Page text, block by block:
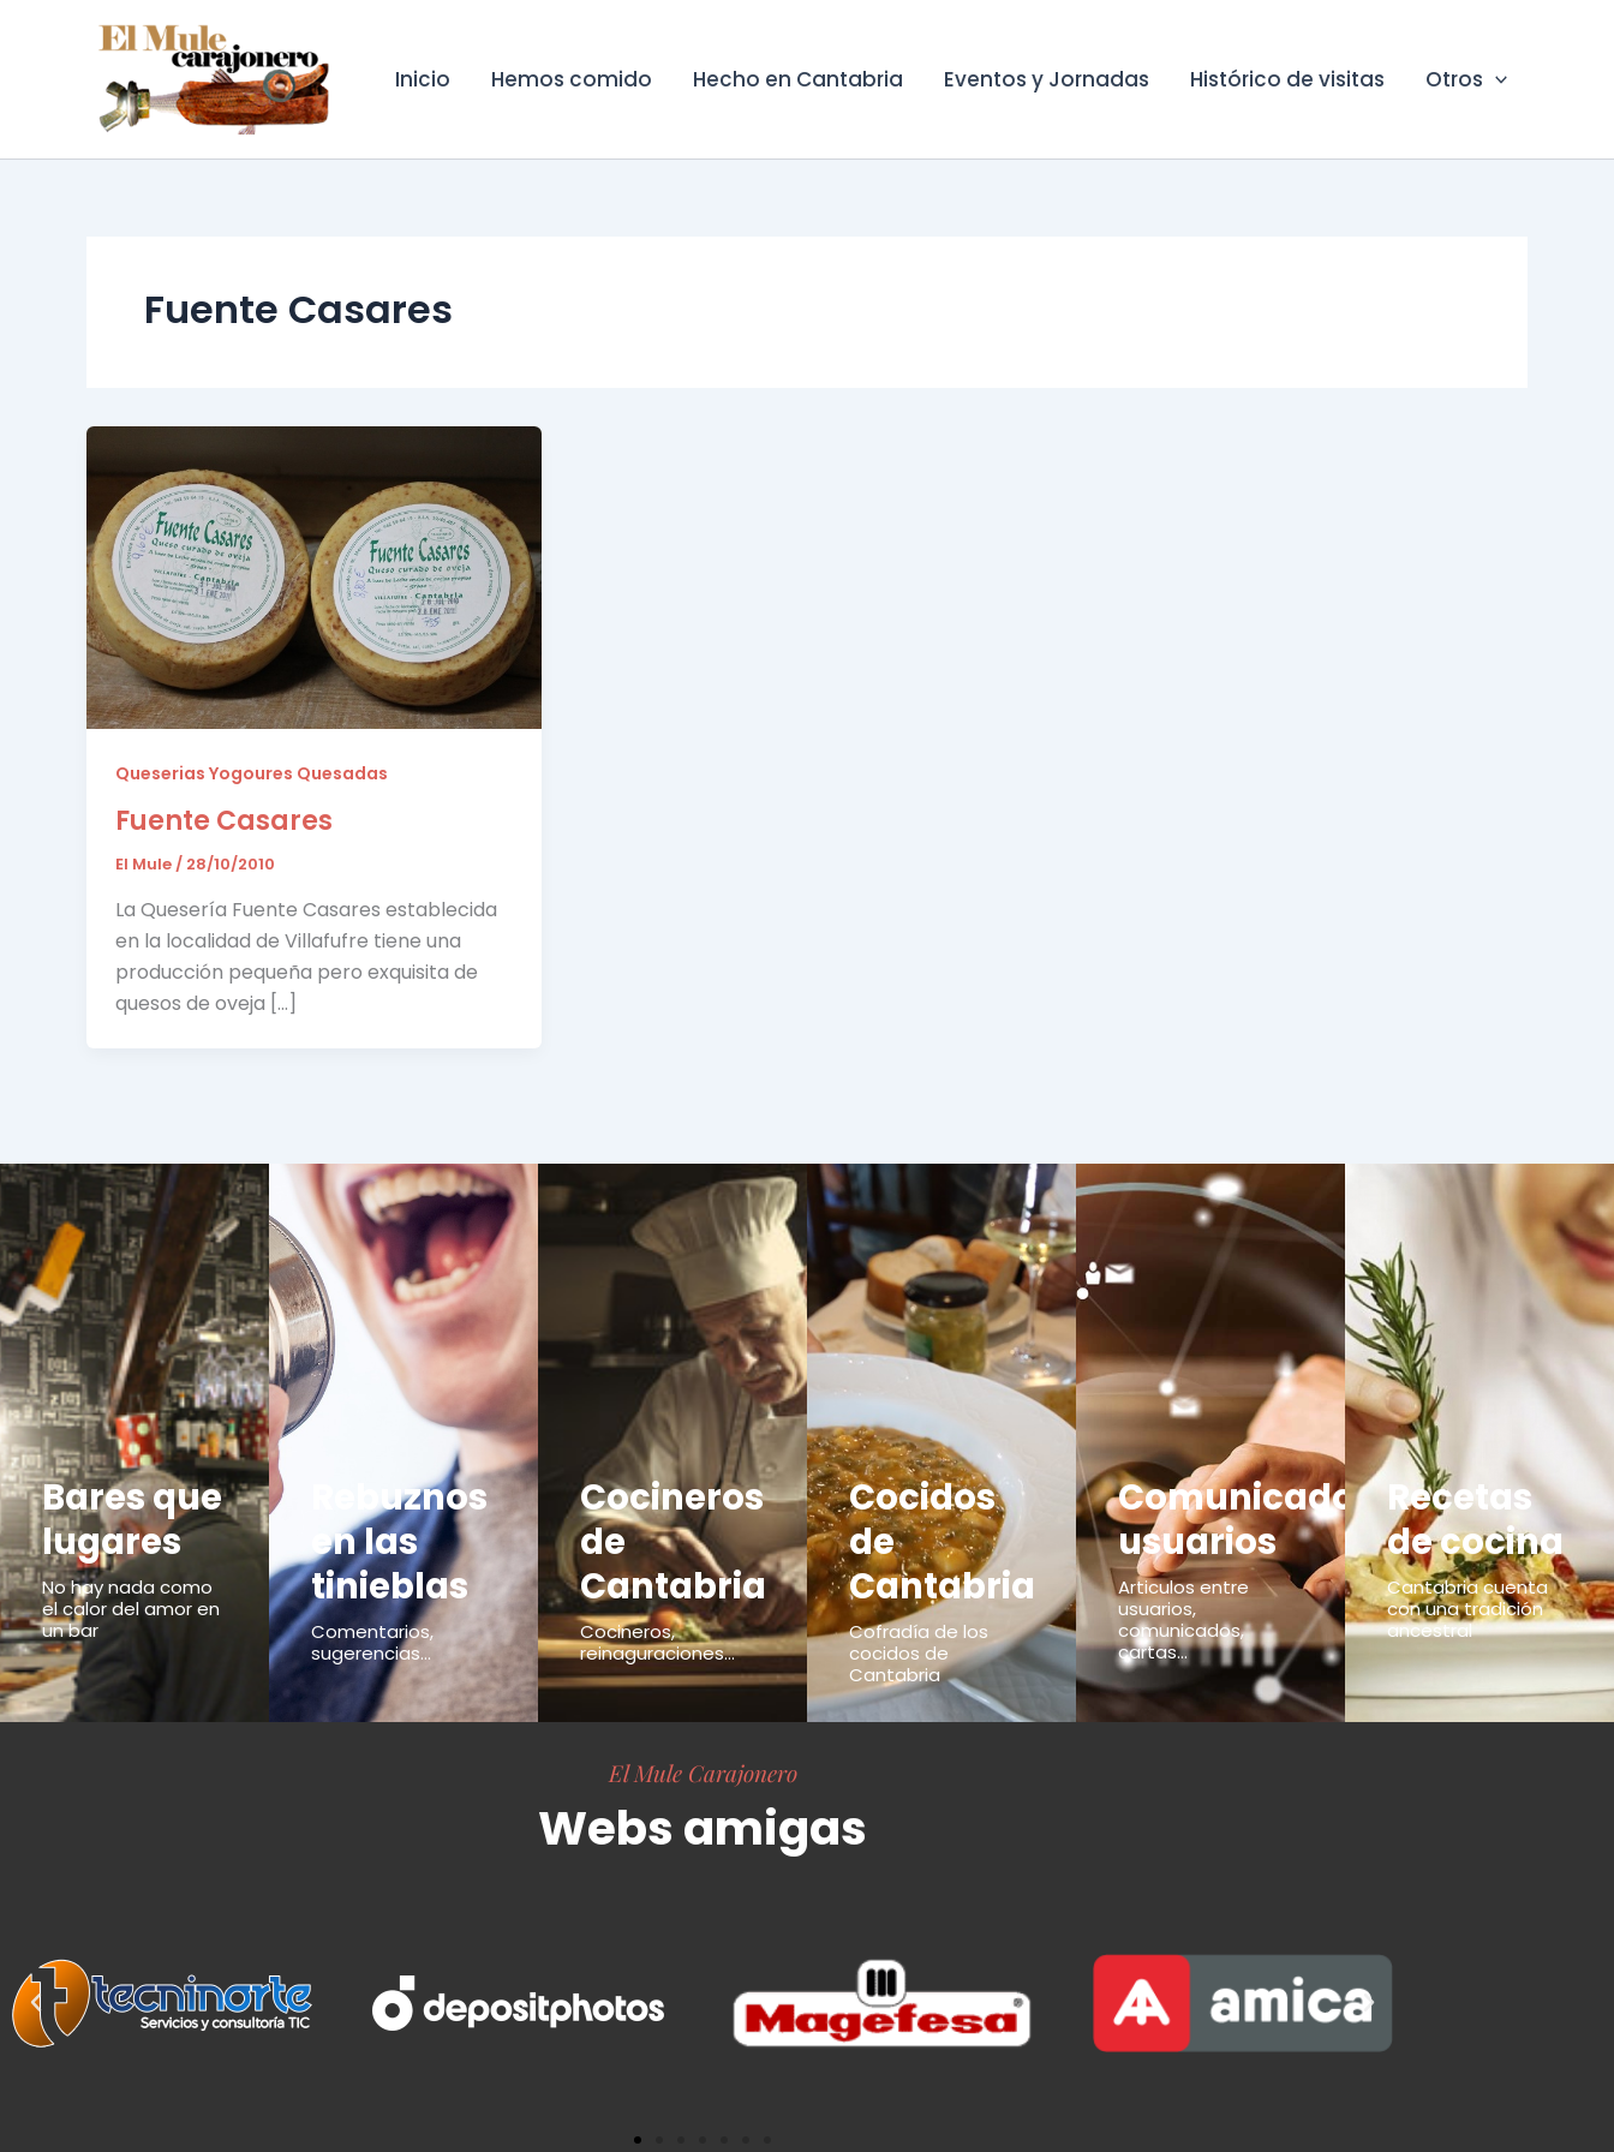
Inicio Hemos comido Hecho en Cantabria Eventos y Jornadas Histórico de visitas Otros
Fuente Casares
Queserias Yogoures Quesadas
Fuente Casares
El Mule/ 28/10/2010
La Quesería Fuente Casares establecida
en la localidad de Villafufre tiene una
producción pequeña pero exquisita de
quesos de oveja […]
Bares que
lugares
No hay nada como
el calor del amor en
un bar
Rebuznos
en las
tinieblas
Comentarios,
sugerencias...
Cocineros
de
Cantabria
Cocineros,
reinaguraciones...
Cocidos
de
Cantabria
Cofradía de los
cocidos de
Cantabria
Comunicados
usuarios
Articulos entre
usuarios,
comunicados,
cartas...
Recetas
de cocina
Cantabria cuenta
con una tradición
ancestral
El Mule Carajonero
Webs amigas